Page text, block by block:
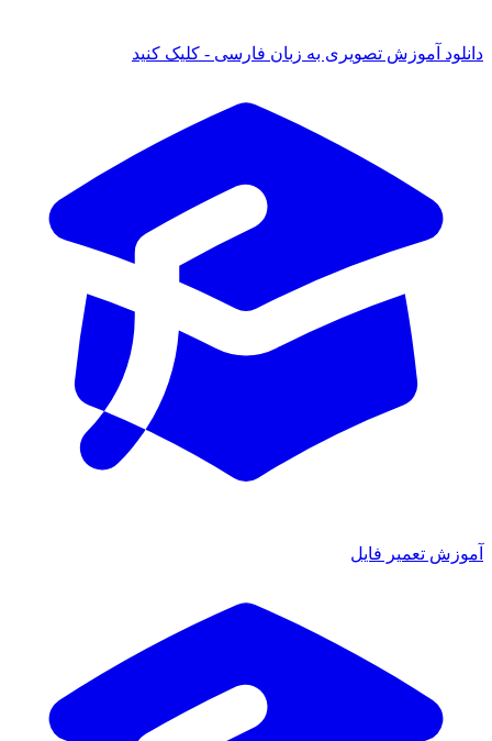
دانلود آموزش تصویری به زبان فارسی - کلیک کنید
آموزش تعمیر فایل